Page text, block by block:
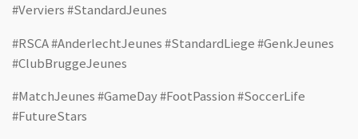
#Verviers #StandardJeunes
#RSCA #AnderlechtJeunes #StandardLiege #GenkJeunes
#ClubBruggeJeunes
#MatchJeunes #GameDay #FootPassion #SoccerLife
#FutureStars